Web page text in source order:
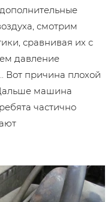
смотрим
сравнивая их с
давление
Вот причина плохой
машина
частично